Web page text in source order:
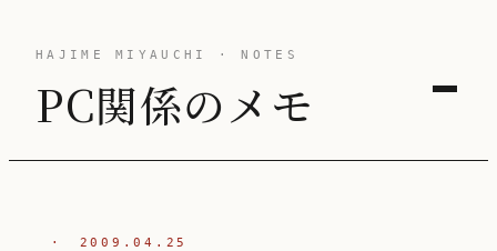
HAJIME MIYAUCHI · NOTES
PC関係のメモ
· 2009.04.25